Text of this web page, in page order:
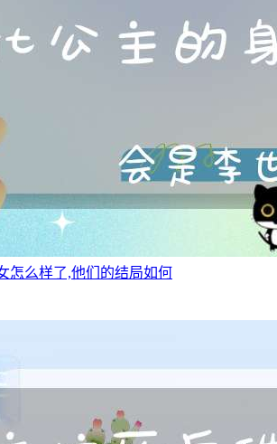
怎么样了,他们的结局如何